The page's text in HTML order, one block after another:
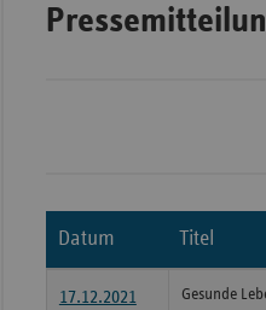
Datum Titel
17.12.2021
Gesunde